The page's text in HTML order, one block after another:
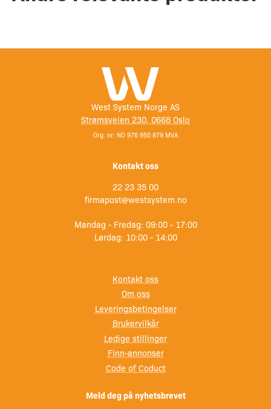
West System Norge AS
Strømsveien 230, 0668 Oslo
Org. nr: NO 976 950 879 MVA
Kontakt oss
22 23 35 00
firmapost@westsystem.no
Mandag - Fredag: 09:00 - 17:00
Lørdag: 10:00 - 14:00
Kontakt oss
Om oss
Leveringsbetingelser
Brukervilkår
Ledige stillinger
Finn-annonser
Code of Coduct
Meld deg på nyhetsbrevet